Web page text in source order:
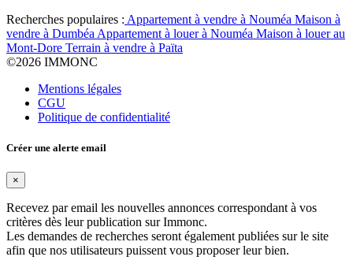
Recherches populaires : Appartement à vendre à Nouméa Maison à
vendre à Dumbéa Appartement à louer à Nouméa Maison à louer au
Mont-Dore Terrain à vendre à Païta
©2026 IMMONC
Mentions légales
CGU
Politique de confidentialité
Créer une alerte email
×
Recevez par email les nouvelles annonces correspondant à vos
critères dès leur publication sur Immonc.
Les demandes de recherches seront également publiées sur le site
afin que nos utilisateurs puissent vous proposer leur bien.